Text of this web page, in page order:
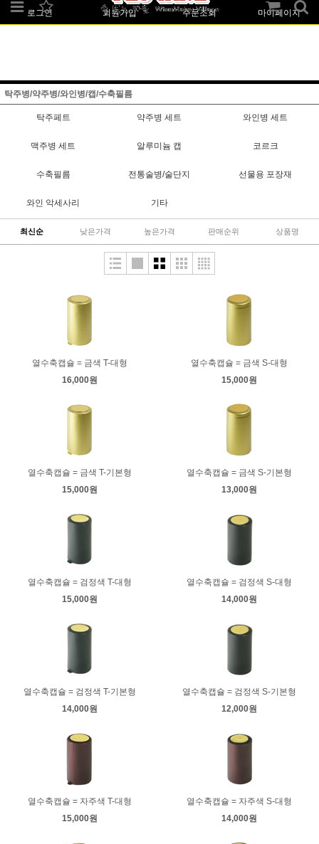
로그인 회원가입 주문조회 마이페이지
탁주병/약주병/와인병/캡/수축필름
탁주페트 약주병 세트 와인병 세트
맥주병 세트 알루미늄 캡 코르크
수축필름 전통술병/술단지 선물용 포장재
와인 악세사리 기타
최신순 낮은가격 높은가격 판매순위 상품명
열수축캡슐 = 금색 T-대형
16,000원
열수축캡슐 = 금색 S-대형
15,000원
열수축캡슐 = 금색 T-기본형
15,000원
열수축캡슐 = 금색 S-기본형
13,000원
열수축캡슐 = 검정색 T-대형
15,000원
열수축캡슐 = 검정색 S-대형
14,000원
열수축캡슐 = 검정색 T-기본형
14,000원
열수축캡슐 = 검정색 S-기본형
12,000원
열수축캡슐 = 자주색 T-대형
15,000원
열수축캡슐 = 자주색 S-대형
14,000원